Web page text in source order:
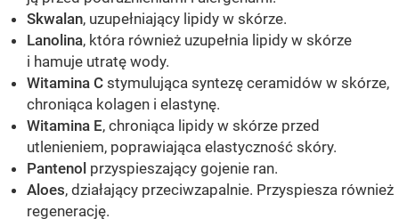
Skwalan, uzupełniający lipidy w skórze.
Lanolina, która również uzupełnia lipidy w skórze
i hamuje utratę wody.
Witamina C stymulująca syntezę ceramidów w skórze,
chroniąca kolagen i elastynę.
Witamina E, chroniąca lipidy w skórze przed
utlenieniem, poprawiająca elastyczność skóry.
Pantenol przyspieszający gojenie ran.
Aloes, działający przeciwzapalnie. Przyspiesza również
regenerację.